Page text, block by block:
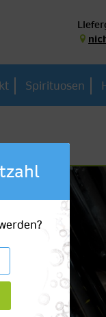
Spirituosen